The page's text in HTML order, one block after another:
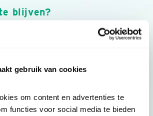
gebruik van cookies
om content en advertenties te
functies voor social media te bieden
blijven?
nieuws, inspiratie, acties en tips
van Vogelbescherming.